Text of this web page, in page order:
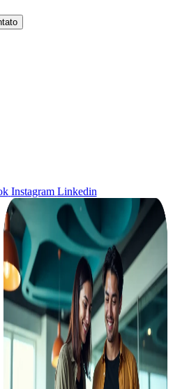
Instagram Linkedin